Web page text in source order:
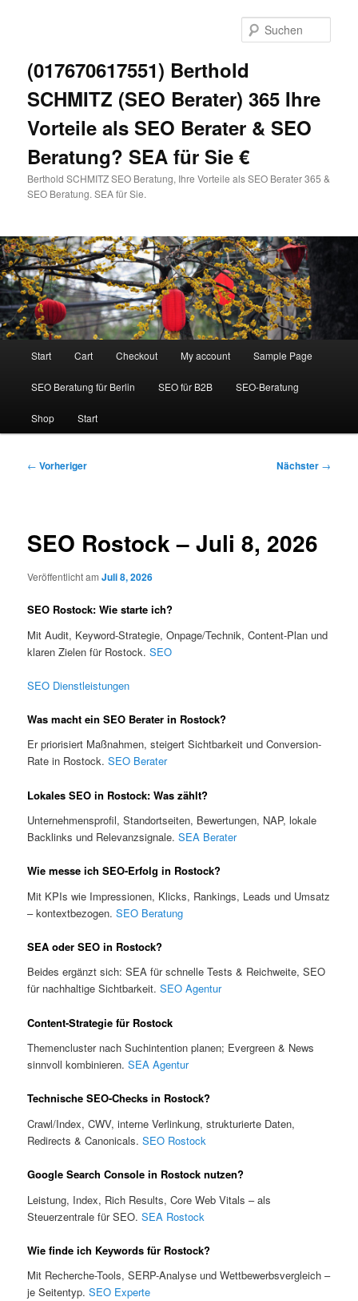
(017670617551) Berthold
SCHMITZ (SEO Berater) 365 Ihre
Vorteile als SEO Berater & SEO
Beratung? SEA für Sie €
Berthold SCHMITZ SEO Beratung, Ihre Vorteile als SEO Berater 365 &
SEO Beratung. SEA für Sie.
Start Cart Checkout My account Sample Page
SEO Beratung für Berlin SEO für B2B SEO-Beratung
Shop Start
Beitragsnavigation
← Vorheriger Nächster →
SEO Rostock – Juli 8, 2026
Veröffentlicht amJuli 8, 2026
SEO Rostock: Wie starte ich?
Mit Audit, Keyword-Strategie, Onpage/Technik, Content-Plan und
klaren Zielen für Rostock.SEO
SEO Dienstleistungen
Was macht ein SEO Berater in Rostock?
Er priorisiert Maßnahmen, steigert Sichtbarkeit und Conversion-
Rate in Rostock.SEO Berater
Lokales SEO in Rostock: Was zählt?
Unternehmensprofil, Standortseiten, Bewertungen, NAP, lokale
Backlinks und Relevanzsignale.SEA Berater
Wie messe ich SEO-Erfolg in Rostock?
Mit KPIs wie Impressionen, Klicks, Rankings, Leads und Umsatz
– kontextbezogen.SEO Beratung
SEA oder SEO in Rostock?
Beides ergänzt sich: SEA für schnelle Tests & Reichweite, SEO
für nachhaltige Sichtbarkeit.SEO Agentur
Content-Strategie für Rostock
Themencluster nach Suchintention planen; Evergreen & News
sinnvoll kombinieren.SEA Agentur
Technische SEO-Checks in Rostock?
Crawl/Index, CWV, interne Verlinkung, strukturierte Daten,
Redirects & Canonicals.SEO Rostock
Google Search Console in Rostock nutzen?
Leistung, Index, Rich Results, Core Web Vitals – als
Steuerzentrale für SEO.SEA Rostock
Wie finde ich Keywords für Rostock?
Mit Recherche-Tools, SERP-Analyse und Wettbewerbsvergleich –
je Seitentyp.SEO Experte